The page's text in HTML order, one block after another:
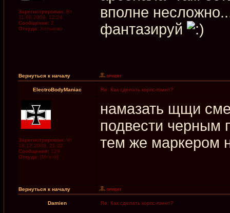
Зарегистрирован: Вт
11.08.2009, 12:24
Сообщения: 2
Откуда: Хотьково
вполне
фантазируй
Вернуться к началу
ElectroBodyManiac Re: Как сделать корпс-пэинт?
Зарегистрирован: Чт
18.12.2008, 21:22
Сообщения: 129
Откуда: [M<s>k]
намазать щщи
подвести черным
тем же маркером
Вернуться к началу
Damien Re: Как сделать корпс-пэинт?